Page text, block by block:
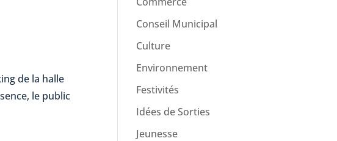
de la halle
le public
Conseil Municipal
Culture
Environnement
Festivités
Idées de Sorties
Jeunesse